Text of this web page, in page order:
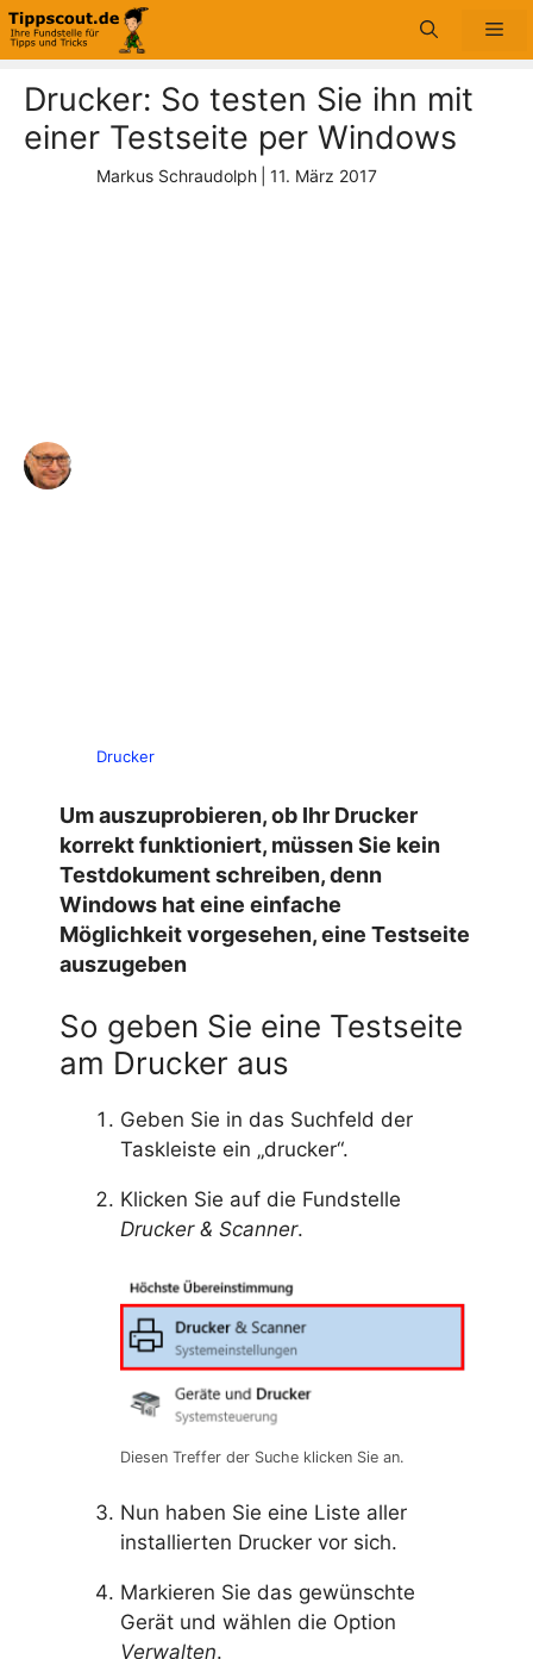
Zum
Inhalt
Drucker: So testen Sie ihn mit
einer Testseite per Windows
Markus Schraudolph 11. März 2017
Drucker
Um auszuprobieren, ob Ihr Drucker
korrekt funktioniert, müssen Sie kein
Testdokument schreiben, denn
Windows hat eine einfache
Möglichkeit vorgesehen, eine Testseite
auszugeben
So geben Sie eine Testseite
am Drucker aus
Geben Sie in das Suchfeld der
Taskleiste ein „drucker“.
Klicken Sie auf die Fundstelle
Drucker & Scanner.
Diesen Treffer der Suche klicken Sie an.
Nun haben Sie eine Liste aller
installierten Drucker vor sich.
Markieren Sie das gewünschte
Gerät und wählen die Option
Verwalten.